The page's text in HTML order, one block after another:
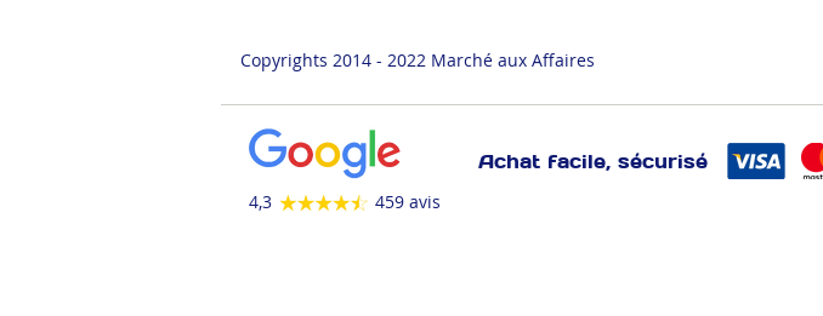
Copyrights 2014 - 2022 Marché aux Affaires
4,3 459 avis
Achat facile, sécurisé